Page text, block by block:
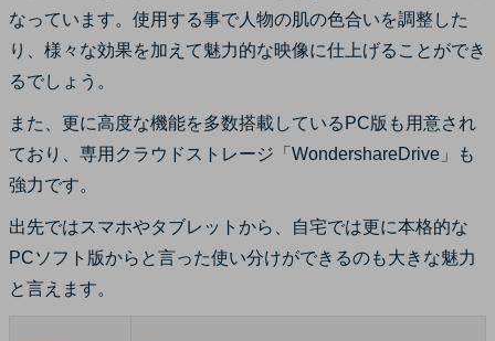
なっています。使用する事で人物の肌の色合いを調整した
り、様々な効果を加えて魅力的な映像に仕上げることができ
るでしょう。
また、更に高度な機能を多数搭載しているPC版も用意され
ており、専用クラウドストレージ「WondershareDrive」も
強力です。
出先ではスマホやタブレットから、自宅では更に本格的な
PCソフト版からと言った使い分けができるのも大きな魅力
と言えます。